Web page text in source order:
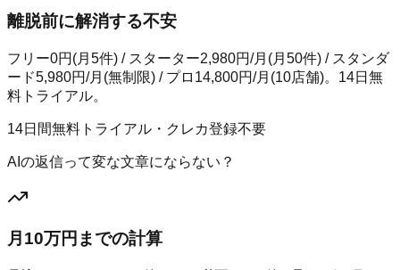
離脱前に解消する不安
フリー0円(月5件) / スターター2,980円/月(月50件) / スタンダ
ード5,980円/月(無制限) / プロ14,800円/月(10店舗)。14日無
料トライアル。
14日間無料トライアル・クレカ登録不要
AIの返信って変な文章にならない？
月10万円までの計算